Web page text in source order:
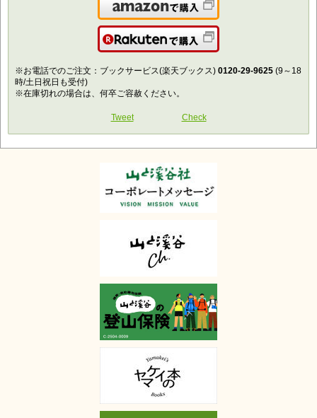
Amazonで購入
楽天で購入
※お電話でのご注文：ブックサービス(楽天ブックス) 0120-29-9625 (9～18
時/土日祝日も受付)
※在庫切れの場合は、何卒ご容赦ください。
Tweet Check